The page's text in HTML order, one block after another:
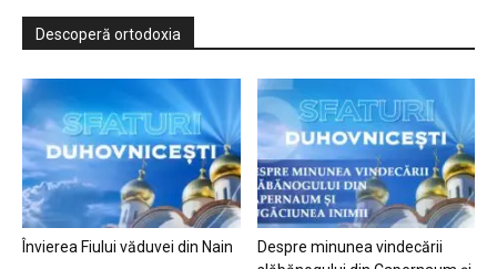
Descoperă ortodoxia
Învierea Fiului văduvei din Nain
Despre minunea vindecării